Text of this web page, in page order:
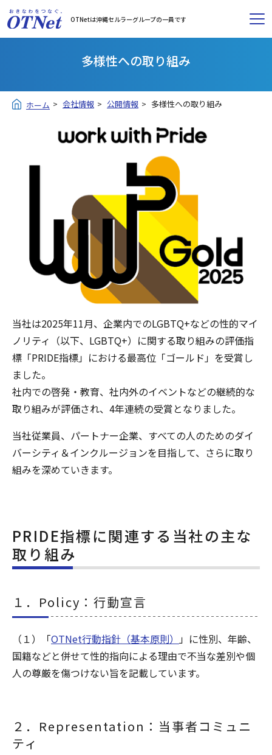
OTNetは沖縄セルラーグループの一員です
多様性への取り組み
ホーム 会社情報 公開情報 多様性への取り組み
当社は2025年11月、企業内でのLGBTQ+などの性的マイ
ノリティ（以下、LGBTQ+）に関する取り組みの評価指
標「PRIDE指標」における最高位「ゴールド」を受賞し
ました。
社内での啓発・教育、社内外のイベントなどの継続的な
取り組みが評価され、4年連続の受賞となりました。
当社従業員、パートナー企業、すべての人のためのダイ
バーシティ＆インクルージョンを目指して、さらに取り
組みを深めていきます。
PRIDE指標に関連する当社の主な
取り組み
１．Policy：行動宣言
（１）「OTNet行動指針（基本原則） 」に性別、年齢、
国籍などと併せて性的指向による理由で不当な差別や個
人の尊厳を傷つけない旨を記載しています。
２．Representation：当事者コミュニ
ティ